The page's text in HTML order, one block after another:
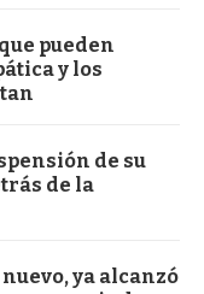
pueden
y los
de su
de la
ya alcanzó